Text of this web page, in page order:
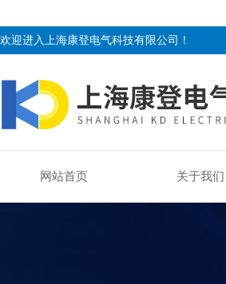
欢迎进入上海康登电气科技有限公司！
网站首页 关于我们